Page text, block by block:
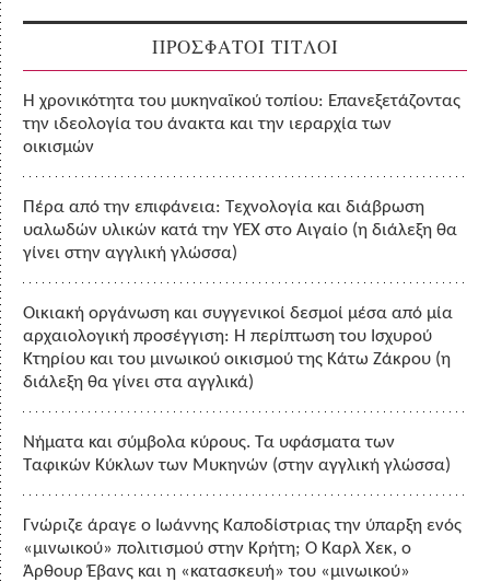
ΠΡΟΣΦΑΤΟΙ ΤΙΤΛΟΙ
Η χρονικότητα του μυκηναϊκού τοπίου: Επανεξετάζοντας
την ιδεολογία του άνακτα και την ιεραρχία των
οικισμών
Πέρα από την επιφάνεια: Τεχνολογία και διάβρωση
υαλωδών υλικών κατά την ΥΕΧ στο Αιγαίο (η διάλεξη θα
γίνει στην αγγλική γλώσσα)
Οικιακή οργάνωση και συγγενικοί δεσμοί μέσα από μία
αρχαιολογική προσέγγιση: Η περίπτωση του Ισχυρού
Κτηρίου και του μινωικού οικισμού της Κάτω Ζάκρου (η
διάλεξη θα γίνει στα αγγλικά)
Νήματα και σύμβολα κύρους. Τα υφάσματα των
Ταφικών Κύκλων των Μυκηνών (στην αγγλική γλώσσα)
Γνώριζε άραγε ο Ιωάννης Καποδίστριας την ύπαρξη ενός
«μινωικού» πολιτισμού στην Κρήτη; Ο Καρλ Χεκ, ο
Άρθουρ Έβανς και η «κατασκευή» του «μινωικού»